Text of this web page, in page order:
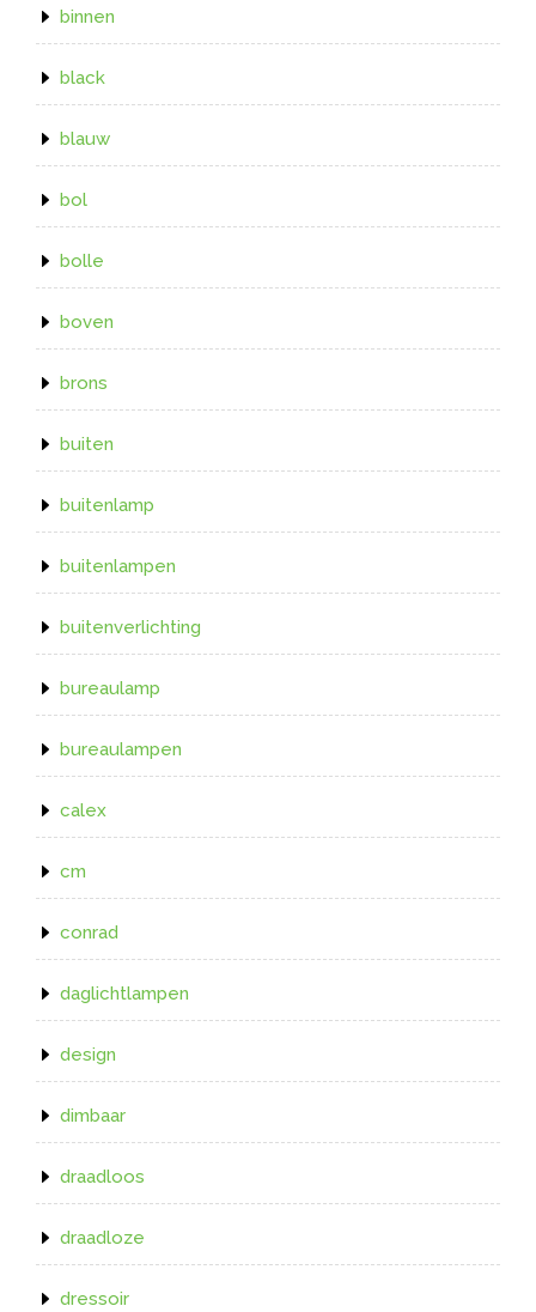
binnen
black
blauw
bol
bolle
boven
brons
buiten
buitenlamp
buitenlampen
buitenverlichting
bureaulamp
bureaulampen
calex
cm
conrad
daglichtlampen
design
dimbaar
draadloos
draadloze
dressoir